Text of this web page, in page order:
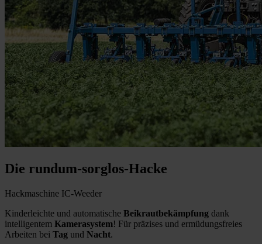
Die rundum-sorglos-Hacke
Hackmaschine IC-Weeder
Kinderleichte und automatische Beikrautbekämpfung dank
intelligentem Kamerasystem! Für präzises und ermüdungsfreies
Arbeiten bei Tag und Nacht.